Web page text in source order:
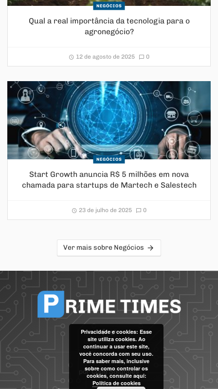
NEGÓCIOS
Qual a real importância da tecnologia para o
agronegócio?
12 de agosto de 2025 0
NEGÓCIOS
Start Growth anuncia R$ 5 milhões em nova
chamada para startups de Martech e Salestech
23 de julho de 2025 0
Ver mais sobre Negócios
porCode Soluções
Privacidade e cookies: Esse
site utiliza cookies. Ao
continuar a usar este site,
você concorda com seu uso.
Para saber mais, inclusive
sobre como controlar os
cookies, consulte aqui:
Política de cookies